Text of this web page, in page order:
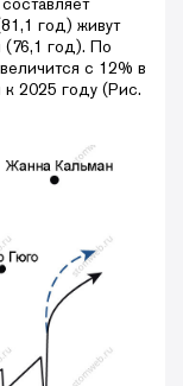
год) живут
год). По
с 12% в
2025 году (Рис.